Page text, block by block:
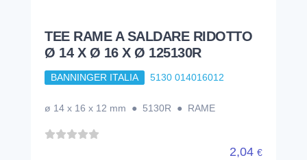
TEE RAME A SALDARE RIDOTTO
Ø 14 X Ø 16 X Ø 125130R
BANNINGER ITALIA 5130 014016012
ø 14 x 16 x 12 mm ● 5130R ● RAME
2,04 €